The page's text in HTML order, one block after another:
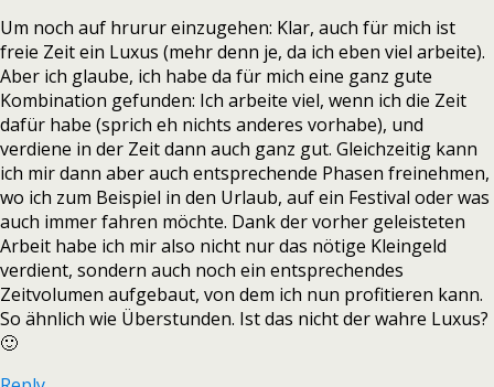
Um noch auf hrurur einzugehen: Klar, auch für mich ist
freie Zeit ein Luxus (mehr denn je, da ich eben viel arbeite).
Aber ich glaube, ich habe da für mich eine ganz gute
Kombination gefunden: Ich arbeite viel, wenn ich die Zeit
dafür habe (sprich eh nichts anderes vorhabe), und
verdiene in der Zeit dann auch ganz gut. Gleichzeitig kann
ich mir dann aber auch entsprechende Phasen freinehmen,
wo ich zum Beispiel in den Urlaub, auf ein Festival oder was
auch immer fahren möchte. Dank der vorher geleisteten
Arbeit habe ich mir also nicht nur das nötige Kleingeld
verdient, sondern auch noch ein entsprechendes
Zeitvolumen aufgebaut, von dem ich nun profitieren kann.
So ähnlich wie Überstunden. Ist das nicht der wahre Luxus?
🙂